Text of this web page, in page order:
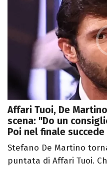
Affari Tuoi, De
scena: "Do un
Poi nel finale
Stefano De Martino
puntata di Affari Tuoi.